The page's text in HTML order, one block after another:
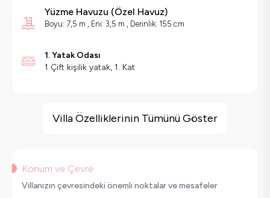
Yüzme Havuzu (Özel Havuz)
Boyu: 7,5 m , Eni: 3,5 m , Derinlik: 155 cm
1. Yatak Odası
1 Çift kişilik yatak, 1. Kat
Barbekü
Korunaklı Havuz
Saç Kurutma Makinası
Villa Özelliklerinin Tümünü Göster
Konum ve Çevre
Villanızın çevresindeki önemli noktalar ve mesafeler